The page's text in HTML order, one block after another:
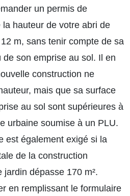
un permis de
hauteur de votre abri de
m, sans tenir compte de sa
son emprise au sol. Il en
construction ne
mais que sa surface
au sol sont supérieures à
urbaine soumise à un PLU.
est également exigé si la
de la construction
jardin dépasse 170 m².
en remplissant le formulaire